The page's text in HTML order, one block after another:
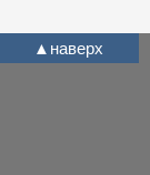
▲ наверх